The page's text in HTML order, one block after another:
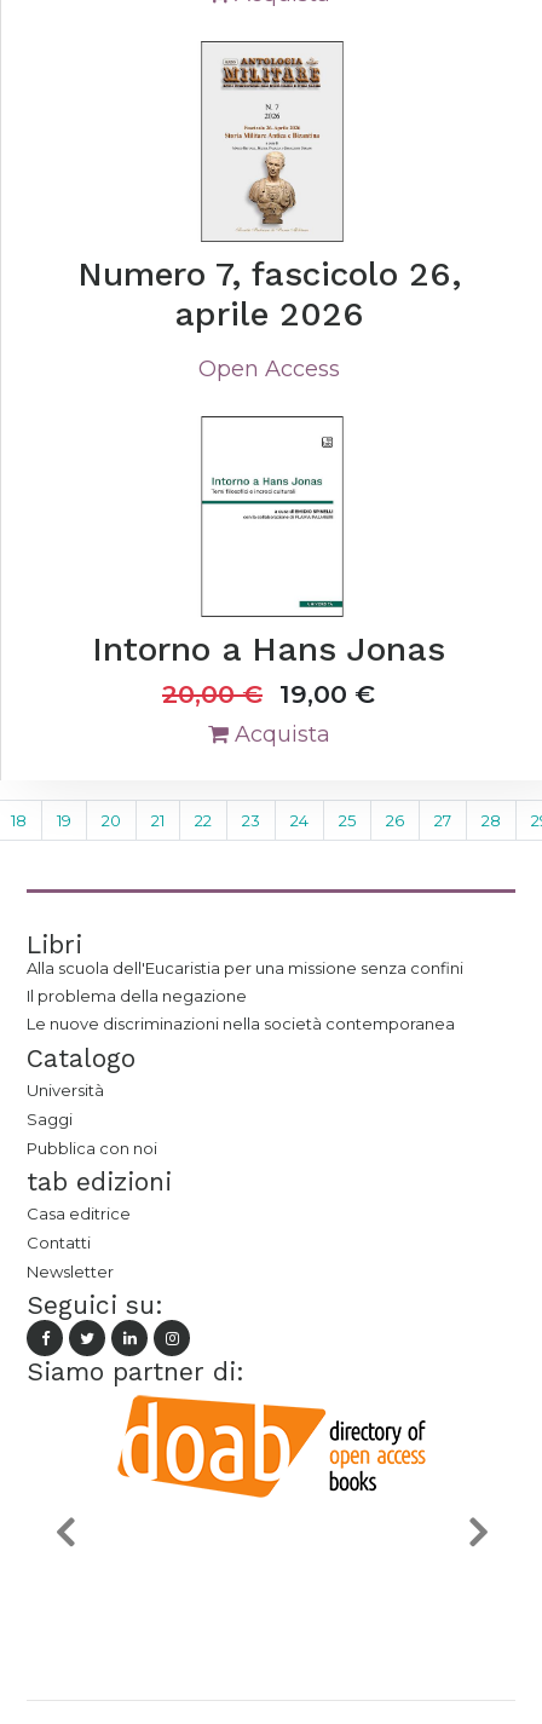
Numero 7, fascicolo 26,
aprile 2026
Open Access
Intorno a Hans Jonas
20,00€ 19,00 €
Acquista
18 19 20 21 22 23 24 25 26 27 28
Libri
Alla scuola dell'Eucaristia per una missione senza confini
Il problema della negazione
Le nuove discriminazioni nella società contemporanea
Catalogo
Università
Saggi
Pubblica con noi
tab edizioni
Casa editrice
Contatti
Newsletter
Seguici su:
Siamo partner di: